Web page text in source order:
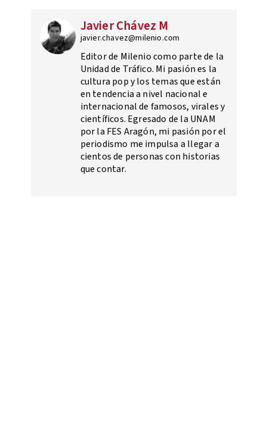
Javier Chávez M
javier.chavez@milenio.com
Editor de Milenio como parte de la
Unidad de Tráfico. Mi pasión es la
cultura pop y los temas que están
en tendencia a nivel nacional e
internacional de famosos, virales y
científicos. Egresado de la UNAM
por la FES Aragón, mi pasión por el
periodismo me impulsa a llegar a
cientos de personas con historias
que contar.